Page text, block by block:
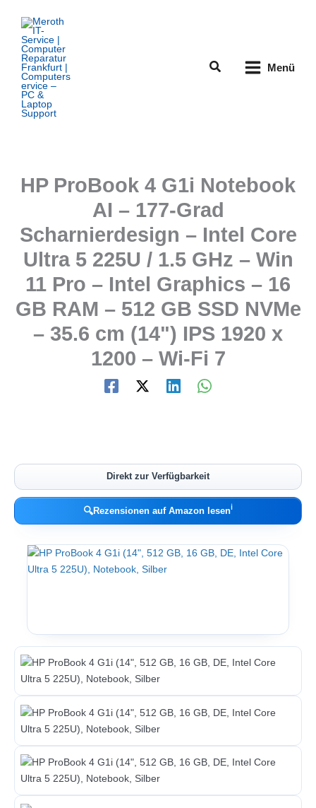
Inhalt
springen
Suchen Menü
HP ProBook 4 G1i Notebook
AI – 177-Grad
Scharnierdesign – Intel Core
Ultra 5 225U / 1.5 GHz – Win
11 Pro – Intel Graphics – 16
GB RAM – 512 GB SSD NVMe
– 35.6 cm (14") IPS 1920 x
1200 – Wi-Fi 7
Direkt zur Verfügbarkeit
🔍Rezensionen auf Amazon lesenℹ︎